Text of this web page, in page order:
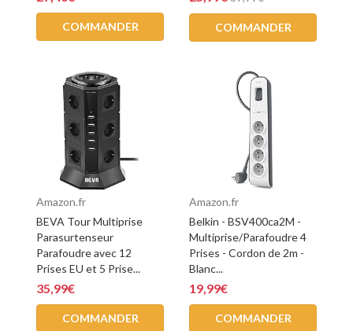
COMMANDER COMMANDER
Amazon.fr
BEVA Tour Multiprise
Parasurtenseur
Parafoudre avec 12
Prises EU et 5 Prise...
35,99€
COMMANDER
Amazon.fr
Belkin - BSV400ca2M -
Multiprise/Parafoudre 4
Prises - Cordon de 2m -
Blanc...
19,99€
COMMANDER